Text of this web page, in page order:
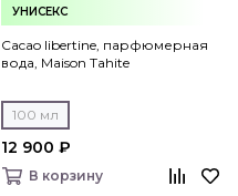
УНИСЕКС
Cacao libertine, парфюмерная
вода, Maison Tahite
100 мл
12 900 ₽
В корзину